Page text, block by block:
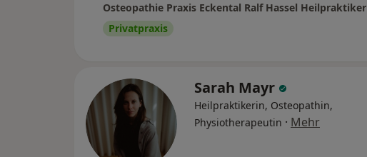
Osteopathie Praxis Eckental Ralf Hassel Heilpraktiker
Privatpraxis
Sarah Mayr
Heilpraktikerin, Osteopathin,
Physiotherapeutin · Mehr